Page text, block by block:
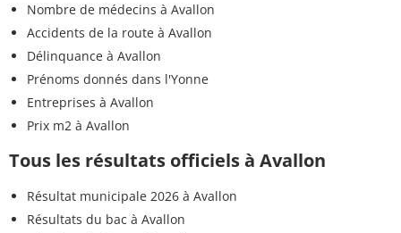
Nombre de médecins à Avallon
Accidents de la route à Avallon
Délinquance à Avallon
Prénoms donnés dans l'Yonne
Entreprises à Avallon
Prix m2 à Avallon
Tous les résultats officiels à Avallon
Résultat municipale 2026 à Avallon
Résultats du bac à Avallon